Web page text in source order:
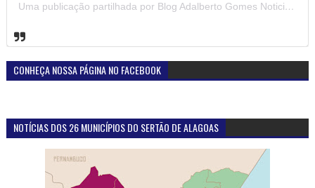
Uma publicação partilhada por Blog Adalberto Gomes Noticias (@blogadalbertogomesnoticiass)
CONHEÇA NOSSA PÁGINA NO FACEBOOK
NOTÍCIAS DOS 26 MUNICÍPIOS DO SERTÃO DE ALAGOAS